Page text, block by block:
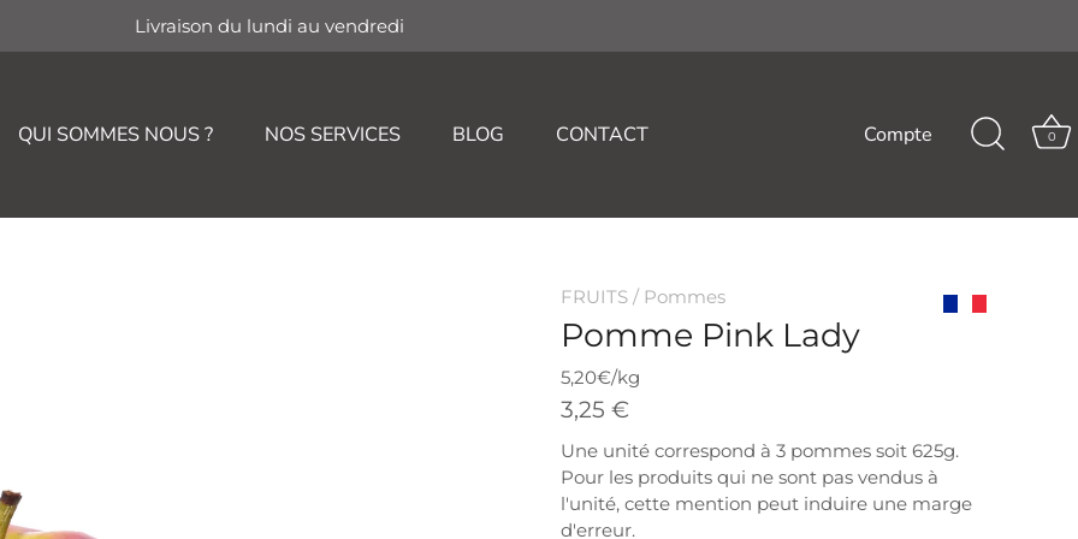
Livraison du lundi au vendredi
QUI SOMMES NOUS ? NOS SERVICES BLOG CONTACT Compte 0
FRUITS / Pommes
Pomme Pink Lady
5,20€/kg
3,25 €
Une unité correspond à 3 pommes soit 625g.
Pour les produits qui ne sont pas vendus à
l'unité, cette mention peut induire une marge
d'erreur.